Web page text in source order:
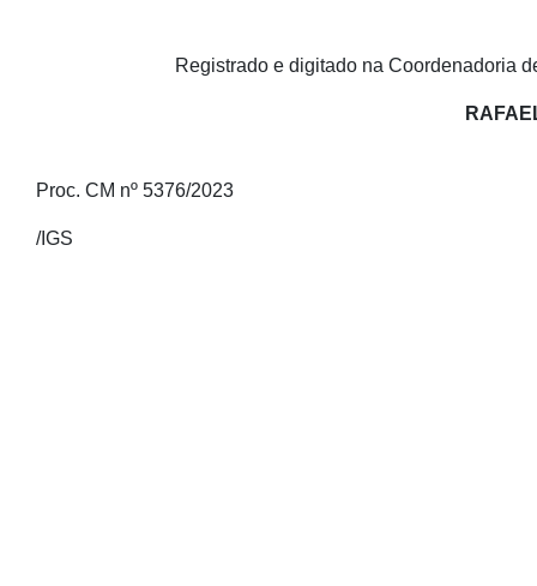
Registrado e digitado na Coordenadoria
Proc. CM nº 5376/2023
/IGS